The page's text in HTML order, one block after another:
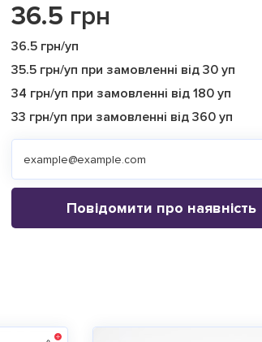
36.5 грн
36.5 грн/уп
35.5 грн/уп при замовленні від 30 уп
34 грн/уп при замовленні від 180 уп
33 грн/уп при замовленні від 360 уп
Повідомити про наявність